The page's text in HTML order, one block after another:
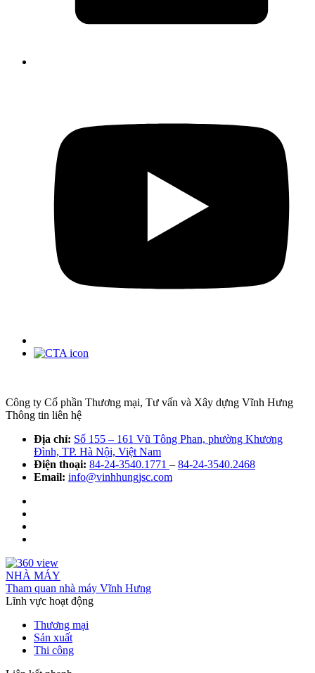
Công ty Cổ phần Thương mại, Tư vấn và Xây dựng Vĩnh Hưng
Thông tin liên hệ
Địa chỉ: Số 155 – 161 Vũ Tông Phan, phường Khương
Đình, TP. Hà Nội, Việt Nam
Điện thoại: 84-24-3540.1771 – 84-24-3540.2468
Email: info@vinhhungjsc.com
NHÀ MÁY
Tham quan nhà máy Vĩnh Hưng
Lĩnh vực hoạt động
Thương mại
Sản xuất
Thi công